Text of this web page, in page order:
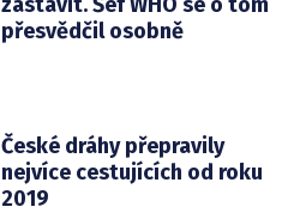
přesvědčil osobně
České dráhy přepravily
nejvíce cestujících od roku
2019